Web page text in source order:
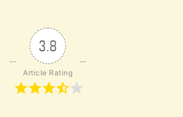
3.8
Article Rating